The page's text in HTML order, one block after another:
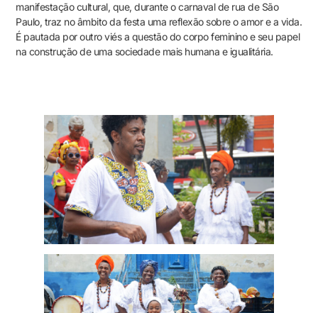
manifestação cultural, que, durante o carnaval de rua de São
Paulo, traz no âmbito da festa uma reflexão sobre o amor e a vida.
É pautada por outro viés a questão do corpo feminino e seu papel
na construção de uma sociedade mais humana e igualitária.